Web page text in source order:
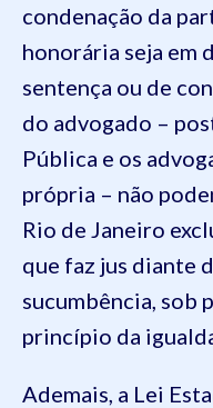
condenação da
honorária seja em
sentença ou de
do advogado –
Pública e os
própria – não
Rio de Janeiro
que faz jus diante
sucumbência, sob
princípio da
Ademais, a Lei